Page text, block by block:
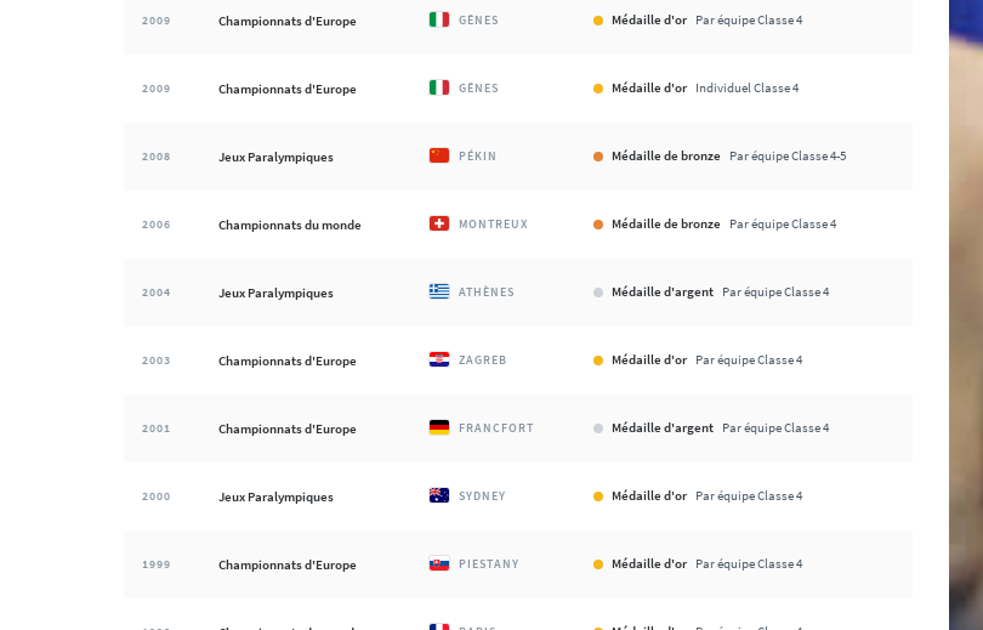
2009 Championnats d'Europe GÊNES Médaille d'or Par équipe Classe 4
2009 Championnats d'Europe GÊNES Médaille d'or Individuel Classe 4
2008 Jeux Paralympiques PÉKIN Médaille de bronze Par équipe Classe 4-5
2006 Championnats du monde MONTREUX Médaille de bronze Par équipe Classe 4
2004 Jeux Paralympiques ATHÈNES Médaille d'argent Par équipe Classe 4
2003 Championnats d'Europe ZAGREB Médaille d'or Par équipe Classe 4
2001 Championnats d'Europe FRANCFORT Médaille d'argent Par équipe Classe 4
2000 Jeux Paralympiques SYDNEY Médaille d'or Par équipe Classe 4
1999 Championnats d'Europe PIESTANY Médaille d'or Par équipe Classe 4